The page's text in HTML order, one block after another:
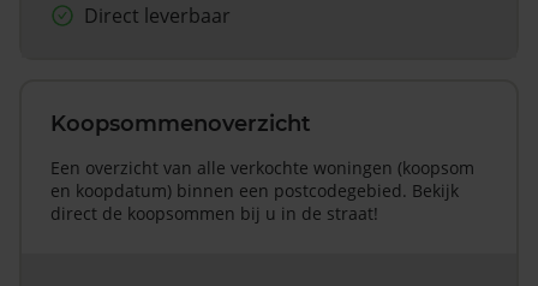
Direct leverbaar
Koopsommenoverzicht
Een overzicht van alle verkochte woningen (koopsom
en koopdatum) binnen een postcodegebied. Bekijk
direct de koopsommen bij u in de straat!